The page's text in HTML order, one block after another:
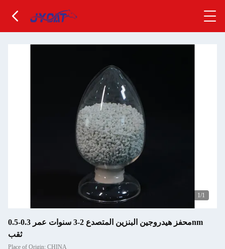
1/1
محفز هيدروجين البنزين المتصدع 2-3 سنوات عمر 0.3-0.5nm
ثقب
Place of Origin: CHINA